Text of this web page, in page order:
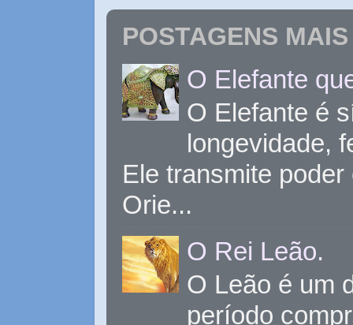
POSTAGENS
O Elefante
O Elefante é
longevidade,
Ele transmite
Orie...
O Rei Leão.
O Leão é um
período